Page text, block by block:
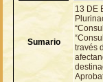
Sumario
13 DE
través